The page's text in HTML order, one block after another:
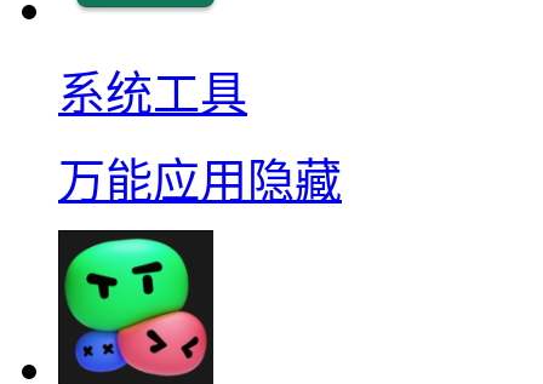
系统工具
万能应用隐藏